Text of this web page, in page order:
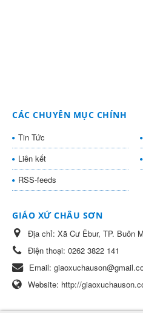
CÁC CHUYÊN MỤC CHÍNH
Tin Tức
Liên kết
RSS-feeds
GIÁO XỨ CHÂU SƠN
Địa chỉ: Xã Cư Êbur, TP. Buôn
Điện thoại: 0262 3822 141
Email:
Website: http://